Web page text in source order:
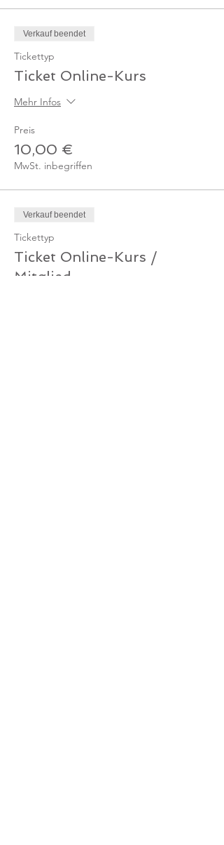
Verkauf beendet
Tickettyp
Ticket Online-Kurs
Mehr Infos
Preis
10,00 €
MwSt. inbegriffen
Verkauf beendet
Tickettyp
Ticket Online-Kurs /
Mitglied